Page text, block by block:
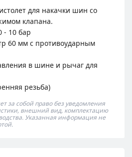
для накачки шин со
клапана.
- 10 бар
60 мм с противоударным
в шине и рычаг для
резьба)
за собой право без уведомления
внешний вид, комплектацию
Указанная информация не